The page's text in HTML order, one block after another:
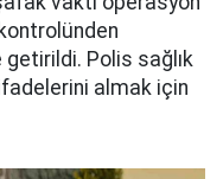
Polis sağlık
almak için